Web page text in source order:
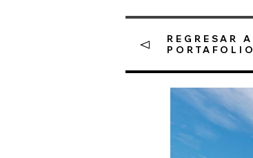
REGRESAR A
PORTAFOLIO